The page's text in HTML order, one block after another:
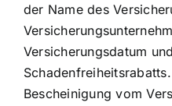
der Name des
Versicherungsdatum
Bescheinigung vom